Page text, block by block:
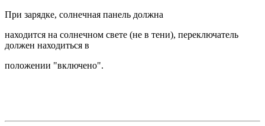
При зарядке, солнечная панель должна
находится на солнечном свете (не в тени), переключатель
должен находиться в
положении "включено".